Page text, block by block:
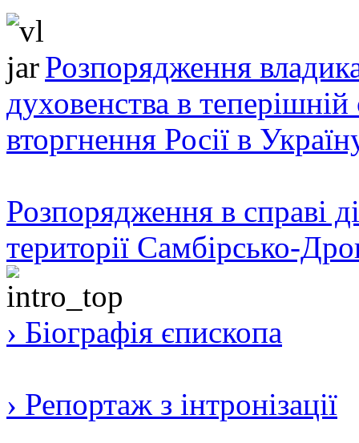
Розпорядження
духовенства в теперішній
вторгнення Росії в
Розпорядження в справі
території Самбірсько-
› Біографія єпископа
› Репортаж з інтронізації